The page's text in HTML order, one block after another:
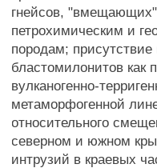
гнейсов, "вмещающих"
петрохимическим и
породам;
бластомилонитов как
вулканогенно-
метаморфогенной
относительного
северном и южном
интрузий в краевых